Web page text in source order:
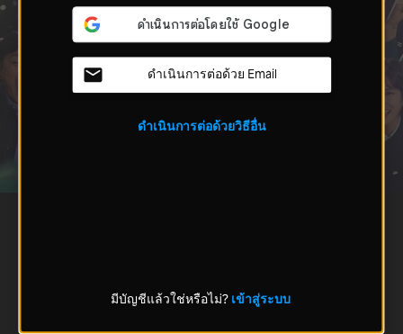
ดำเนินการต่อด้วย Email
ดำเนินการต่อด้วยวิธีอื่น
มีบัญชีแล้วใช่หรือไม่? เข้าสู่ระบบ